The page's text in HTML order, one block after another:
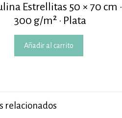
Estrellitas 50 × 70 cm ·
300 g/m² · Plata
Añadir al carrito
relacionados